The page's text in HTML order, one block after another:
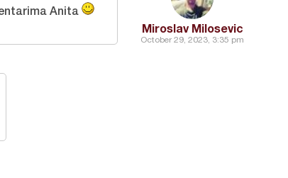
Miroslav Milosevic
October 29, 2023, 3:35 pm
Anita